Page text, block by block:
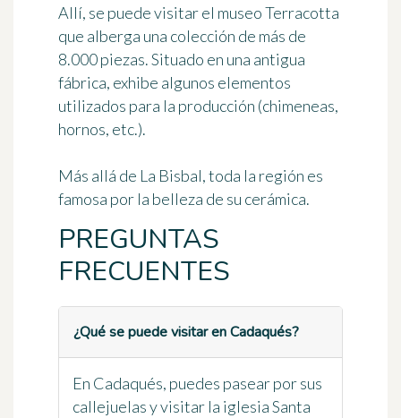
Allí, se puede visitar el museo Terracotta
que alberga una colección de más de
8.000 piezas. Situado en una antigua
fábrica, exhibe algunos elementos
utilizados para la producción (chimeneas,
hornos, etc.).
Más allá de La Bisbal, toda la región es
famosa por la belleza de su cerámica.
PREGUNTAS
FRECUENTES
¿Qué se puede visitar en Cadaqués?
En Cadaqués, puedes pasear por sus
callejuelas y visitar la iglesia Santa